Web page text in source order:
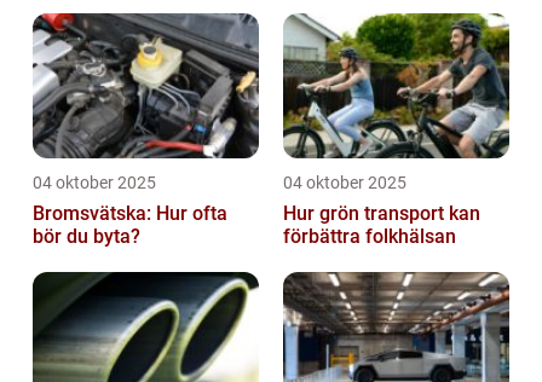
04 oktober 2025
Bromsvätska: Hur ofta
bör du byta?
04 oktober 2025
Hur grön transport kan
förbättra folkhälsan